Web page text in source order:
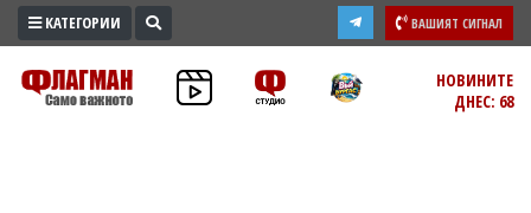
ПРОМО
ЗОНА
КАТЕГОРИИ ВАШИЯТ СИГНАЛ
НОВИНИТЕ
ДНЕС: 68